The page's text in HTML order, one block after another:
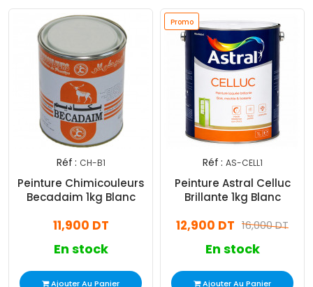
Réf : CH-B1
Peinture Chimicouleurs
Becadaim 1kg Blanc
11,900 DT
En stock
Ajouter Au Panier
Promo
Réf : AS-CELL1
Peinture Astral Celluc
Brillante 1kg Blanc
16,000 DT
12,900 DT
En stock
Ajouter Au Panier